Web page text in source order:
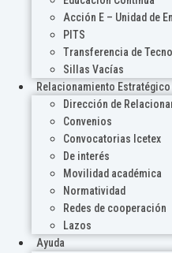
Acción E – Unidad de
PITS
Transferencia de
Sillas Vacías
Relacionamiento Estratégico
Dirección de
Convenios
Convocatorias Icetex
De interés
Movilidad académica
Normatividad
Redes de cooperación
Lazos
Ayuda